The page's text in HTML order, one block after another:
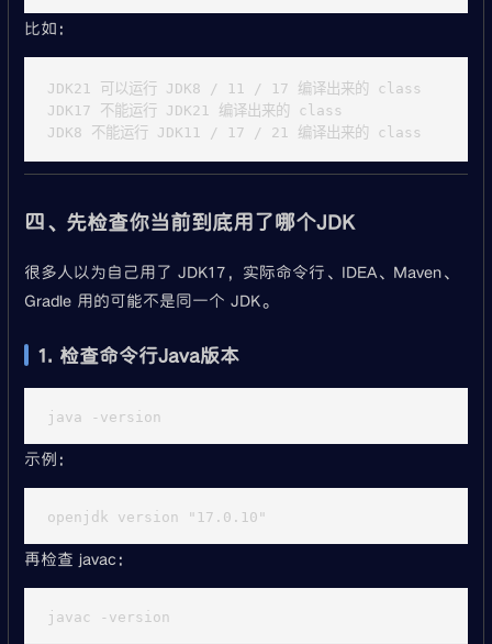
比如：
JDK21 可以运行 JDK8 / 11 / 17 编译出来的 class
JDK17 不能运行 JDK21 编译出来的 class
四、先检查你当前到底用了哪个JDK
很多人以为自己用了 JDK17，实际命令行、IDEA、Maven、
Gradle 用的可能不是同一个 JDK。
1. 检查命令行Java版本
示例：
再检查 javac：